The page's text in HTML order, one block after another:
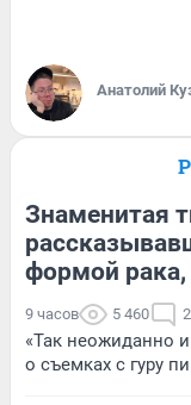
Анатолий
Знаменитая
формой рака,
9 часов 5 460
«Так неожиданно
о съемках с гуру